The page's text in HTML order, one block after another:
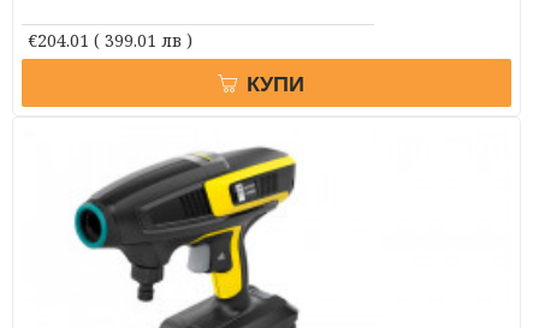
€204.01 ( 399.01 лв )
КУПИ